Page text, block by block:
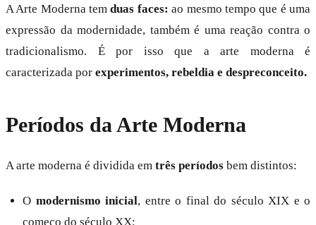
A Arte Moderna temduas faces: ao mesmo tempo que é uma
expressão da modernidade, também é uma reação contra o
tradicionalismo. É por isso que a arte moderna é
caracterizada por experimentos, rebeldia e despreconceito.
Períodos da Arte Moderna
A arte moderna é dividida em três períodos bem distintos:
O modernismo inicial, entre o final do século XIX e o
começo do século XX;